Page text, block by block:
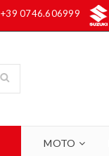
+39 0746.606999
MOTO